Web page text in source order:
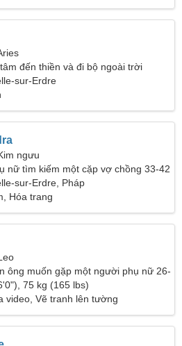
đến thiền và đi bộ ngoài trời
sur-Erdre
ngưu
nữ tìm kiếm một cặp vợ chồng 33-42
sur-Erdre, Pháp
Hóa trang
ông muốn gặp một người phụ nữ 26-
75 kg (165 lbs)
video, Vẽ tranh lên tường